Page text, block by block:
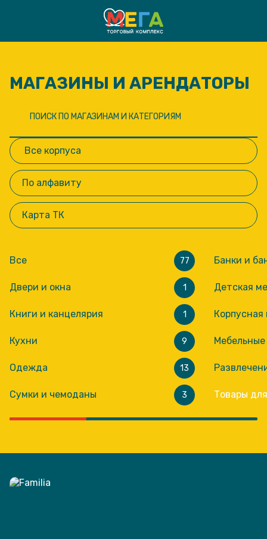
МАГАЗИНЫ И АРЕНДАТОРЫ
По алфавиту
Карта ТК
Все 77 Банки и
Двери и окна 1 Детская
Книги и канцелярия 1 Корпусная
Кухни 9
Одежда 13
Сумки и чемоданы 3 Товары